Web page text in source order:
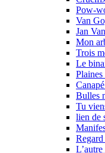
Pow-
Van
Jan
Mon
Trois
Le
Plaines
Bulles
Tu
lien de
Regard